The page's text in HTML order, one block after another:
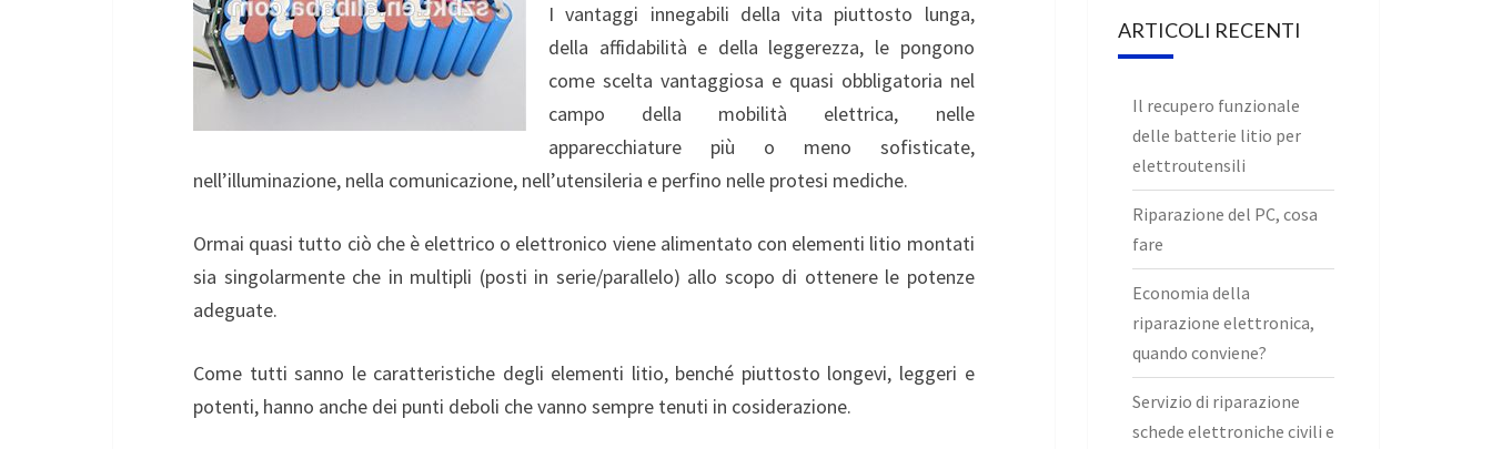
I vantaggi innegabili della vita piuttosto lunga,
della affidabilità e della leggerezza, le pongono
come scelta vantaggiosa e quasi obbligatoria nel
campo della mobilità elettrica, nelle
apparecchiature più o meno sofisticate,
nell’illuminazione, nella comunicazione, nell’utensileria e perfino nelle protesi mediche.
Ormai quasi tutto ciò che è elettrico o elettronico viene alimentato con elementi litio montati
sia singolarmente che in multipli (posti in serie/parallelo) allo scopo di ottenere le potenze
adeguate.
Come tutti sanno le caratteristiche degli elementi litio, benché piuttosto longevi, leggeri e
potenti, hanno anche dei punti deboli che vanno sempre tenuti in cosiderazione.
ARTICOLI RECENTI
Il recupero funzionale
delle batterie litio per
elettroutensili
Riparazione del PC, cosa
fare
Economia della
riparazione elettronica,
quando conviene?
Servizio di riparazione
schede elettroniche civili e